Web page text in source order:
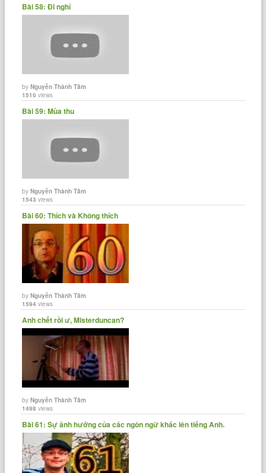
Bài 58: Đi nghỉ
byNguyễn Thành Tâm
1510 views
Bài 59: Mùa thu
byNguyễn Thành Tâm
1543 views
Bài 60: Thích và Không thích
byNguyễn Thành Tâm
1594 views
Anh chết rồi ư, Misterduncan?
byNguyễn Thành Tâm
1498 views
Bài 61: Sự ảnh hưởng của các ngôn ngữ khác lên tiếng Anh.